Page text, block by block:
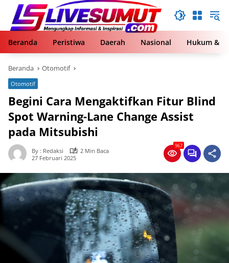
Langsung
konten
Beranda
Peristiwa Daerah Nasional Hukum &
Beranda Otomotif
Otomotif
Begini Cara Mengaktifkan Fitur Blind
Spot Warning-Lane Change Assist
pada Mitsubishi
By : Redaksi
2 Min Baca
27 Februari 2025
967